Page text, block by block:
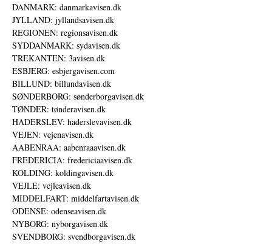
DANMARK: danmarkavisen.dk
JYLLAND: jyllandsavisen.dk
REGIONEN: regionsavisen.dk
SYDDANMARK: sydavisen.dk
TREKANTEN: 3avisen.dk
ESBJERG: esbjergavisen.com
BILLUND: billundavisen.dk
SØNDERBORG: sønderborgavisen.dk
TØNDER: tønderavisen.dk
HADERSLEV: haderslevavisen.dk
VEJEN: vejenavisen.dk
AABENRAA: aabenraaavisen.dk
FREDERICIA: fredericiaavisen.dk
KOLDING: koldingavisen.dk
VEJLE: vejleavisen.dk
MIDDELFART: middelfartavisen.dk
ODENSE: odenseavisen.dk
NYBORG: nyborgavisen.dk
SVENDBORG: svendborgavisen.dk